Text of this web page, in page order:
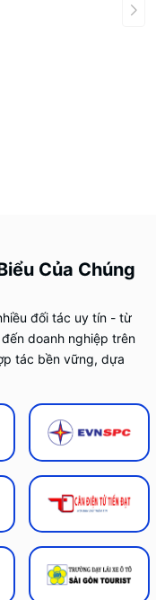
Của Chúng
đối tác uy tín - từ
doanh nghiệp trên
tác bền vững, dựa